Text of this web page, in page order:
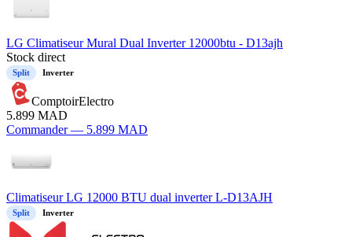
LG Climatiseur Mural Dual Inverter 12000btu - D13ajh
Stock direct
Split Inverter
ComptoirElectro
5.899 MAD
Commander — 5.899 MAD
Climatiseur LG 12000 BTU dual inverter L-D13AJH
Split Inverter